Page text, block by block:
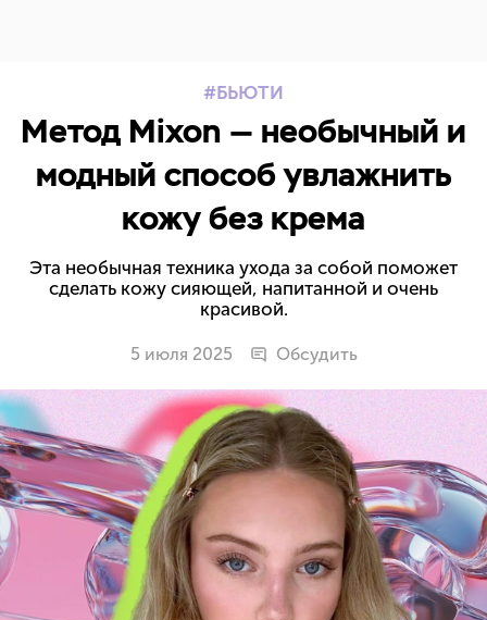
БЬЮТИ
Метод Mixon — необычный и
модный способ увлажнить
кожу без крема
Эта необычная техника ухода за собой поможет
сделать кожу сияющей, напитанной и очень
красивой.
5 июля 2025 Обсудить